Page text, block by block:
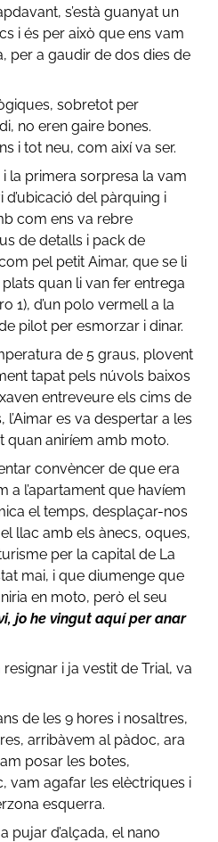
s’està guanyat un
i és per això que ens vam
per a gaudir de dos dies de
sobretot per
no eren gaire bones.
i tot neu, com així va ser.
la primera sorpresa la vam
del pàrquing i
com ens va rebre
de detalls i pack de
pel petit Aimar, que se li
quan li van fer entrega
1), d’un polo vermell a la
pilot per esmorzar i dinar.
de 5 graus, plovent
tapat pels núvols baixos
entreveure els cims de
es va despertar a les
quan aniríem amb moto.
convèncer de que era
a l’apartament que havíem
el temps, desplaçar-nos
llac amb els ànecs, oques,
per la capital de La
mai, i que diumenge que
en moto, però el seu
jo he vingut aquí per anar
i ja vestit de Trial, va
de les 9 hores i nosaltres,
arribàvem al pàdoc, ara
posar les botes,
vam agafar les elèctriques i
esquerra.
pujar d’alçada, el nano